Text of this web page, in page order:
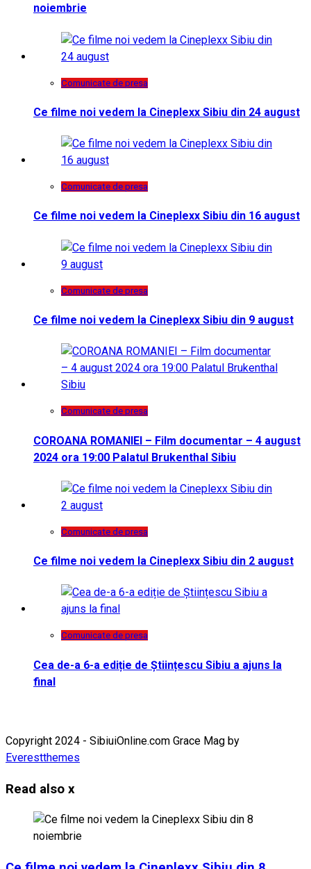
noiembrie
Comunicate de presa
Ce filme noi vedem la Cineplexx Sibiu din 24 august
Comunicate de presa
Ce filme noi vedem la Cineplexx Sibiu din 16 august
Comunicate de presa
Ce filme noi vedem la Cineplexx Sibiu din 9 august
Comunicate de presa
COROANA ROMANIEI – Film documentar – 4 august
2024 ora 19:00 Palatul Brukenthal Sibiu
Comunicate de presa
Ce filme noi vedem la Cineplexx Sibiu din 2 august
Comunicate de presa
Cea de-a 6-a ediție de Științescu Sibiu a ajuns la
final
Copyright 2024 - SibiuiOnline.com Grace Mag by
Everestthemes
Read also x